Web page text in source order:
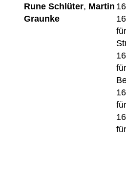
Rune Schlüter, Martin
Graunke
für
für